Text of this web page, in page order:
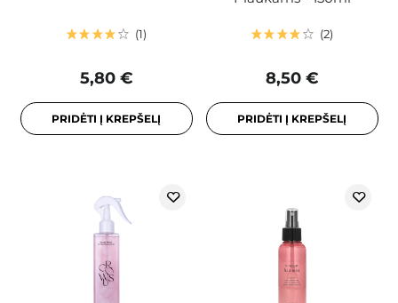
1
5,80 €
PRIDĖTI Į KREPŠELĮ
2
8,50 €
PRIDĖTI Į KREPŠELĮ